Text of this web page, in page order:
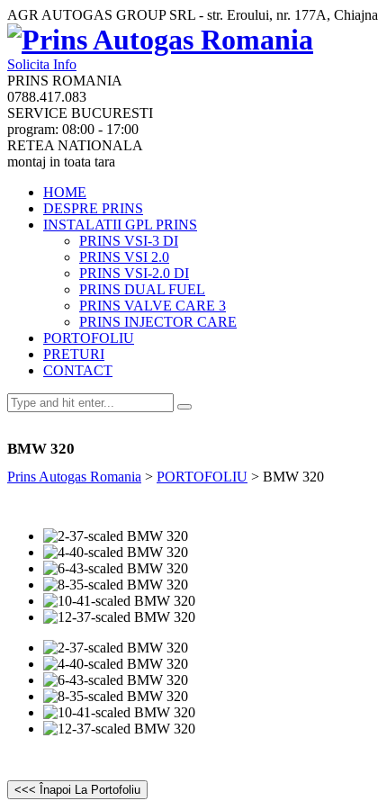
AGR AUTOGAS GROUP SRL - str. Eroului, nr. 177A, Chiajna
Solicita Info
PRINS ROMANIA
0788.417.083
SERVICE BUCURESTI
program: 08:00 - 17:00
RETEA NATIONALA
montaj in toata tara
HOME
DESPRE PRINS
INSTALATII GPL PRINS
PRINS VSI-3 DI
PRINS VSI 2.0
PRINS VSI-2.0 DI
PRINS DUAL FUEL
PRINS VALVE CARE 3
PRINS INJECTOR CARE
PORTOFOLIU
PRETURI
CONTACT
BMW 320
Prins Autogas Romania > PORTOFOLIU > BMW 320
<<< Înapoi La Portofoliu